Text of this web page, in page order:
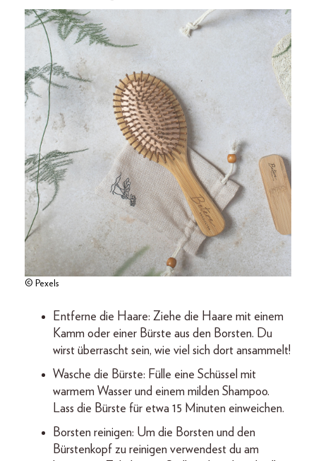
© Pexels
Entferne die Haare: Ziehe die Haare mit einem
Kamm oder einer Bürste aus den Borsten. Du
wirst überrascht sein, wie viel sich dort ansammelt!
Wasche die Bürste: Fülle eine Schüssel mit
warmem Wasser und einem milden Shampoo.
Lass die Bürste für etwa 15 Minuten einweichen.
Borsten reinigen: Um die Borsten und den
Bürstenkopf zu reinigen verwendest du am